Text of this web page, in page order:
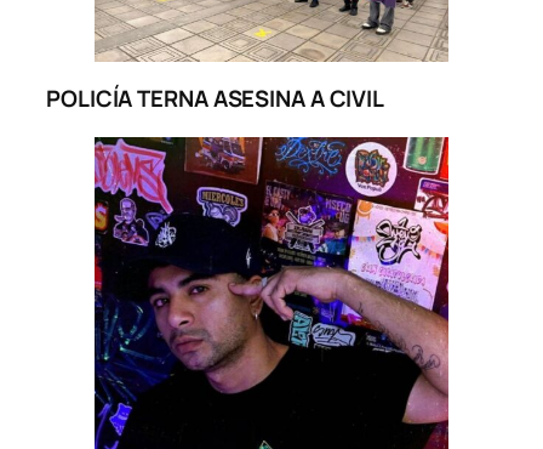
POLICÍA TERNA ASESINA A CIVIL